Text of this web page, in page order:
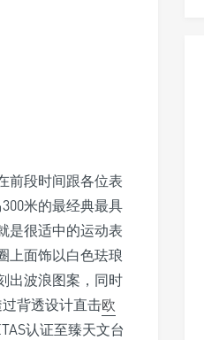
前段时间跟各位表
米的最经典最具
是很适中的运动表
上面饰以白色珐琅
出波浪图案，同时
背透设计直击欧
认证至臻天文台